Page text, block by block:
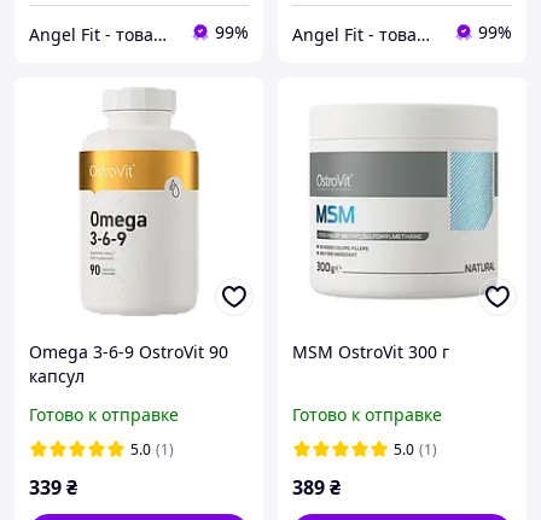
Angel Fit - товари для здоров'я, спорту та активного життя 99% Angel Fit - товари для здоров'я, спорту та активного життя 99%
Omega 3-6-9 OstroVit 90
капсул
Готово к отправке
5.0 (1)
339₴
MSM OstroVit 300 г
Готово к отправке
5.0 (1)
389₴